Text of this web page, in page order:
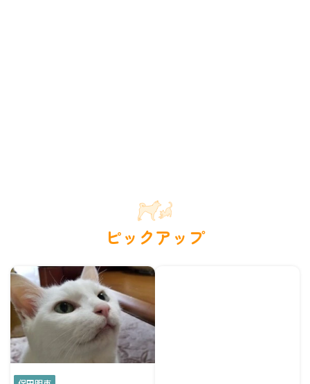
ピックアップ